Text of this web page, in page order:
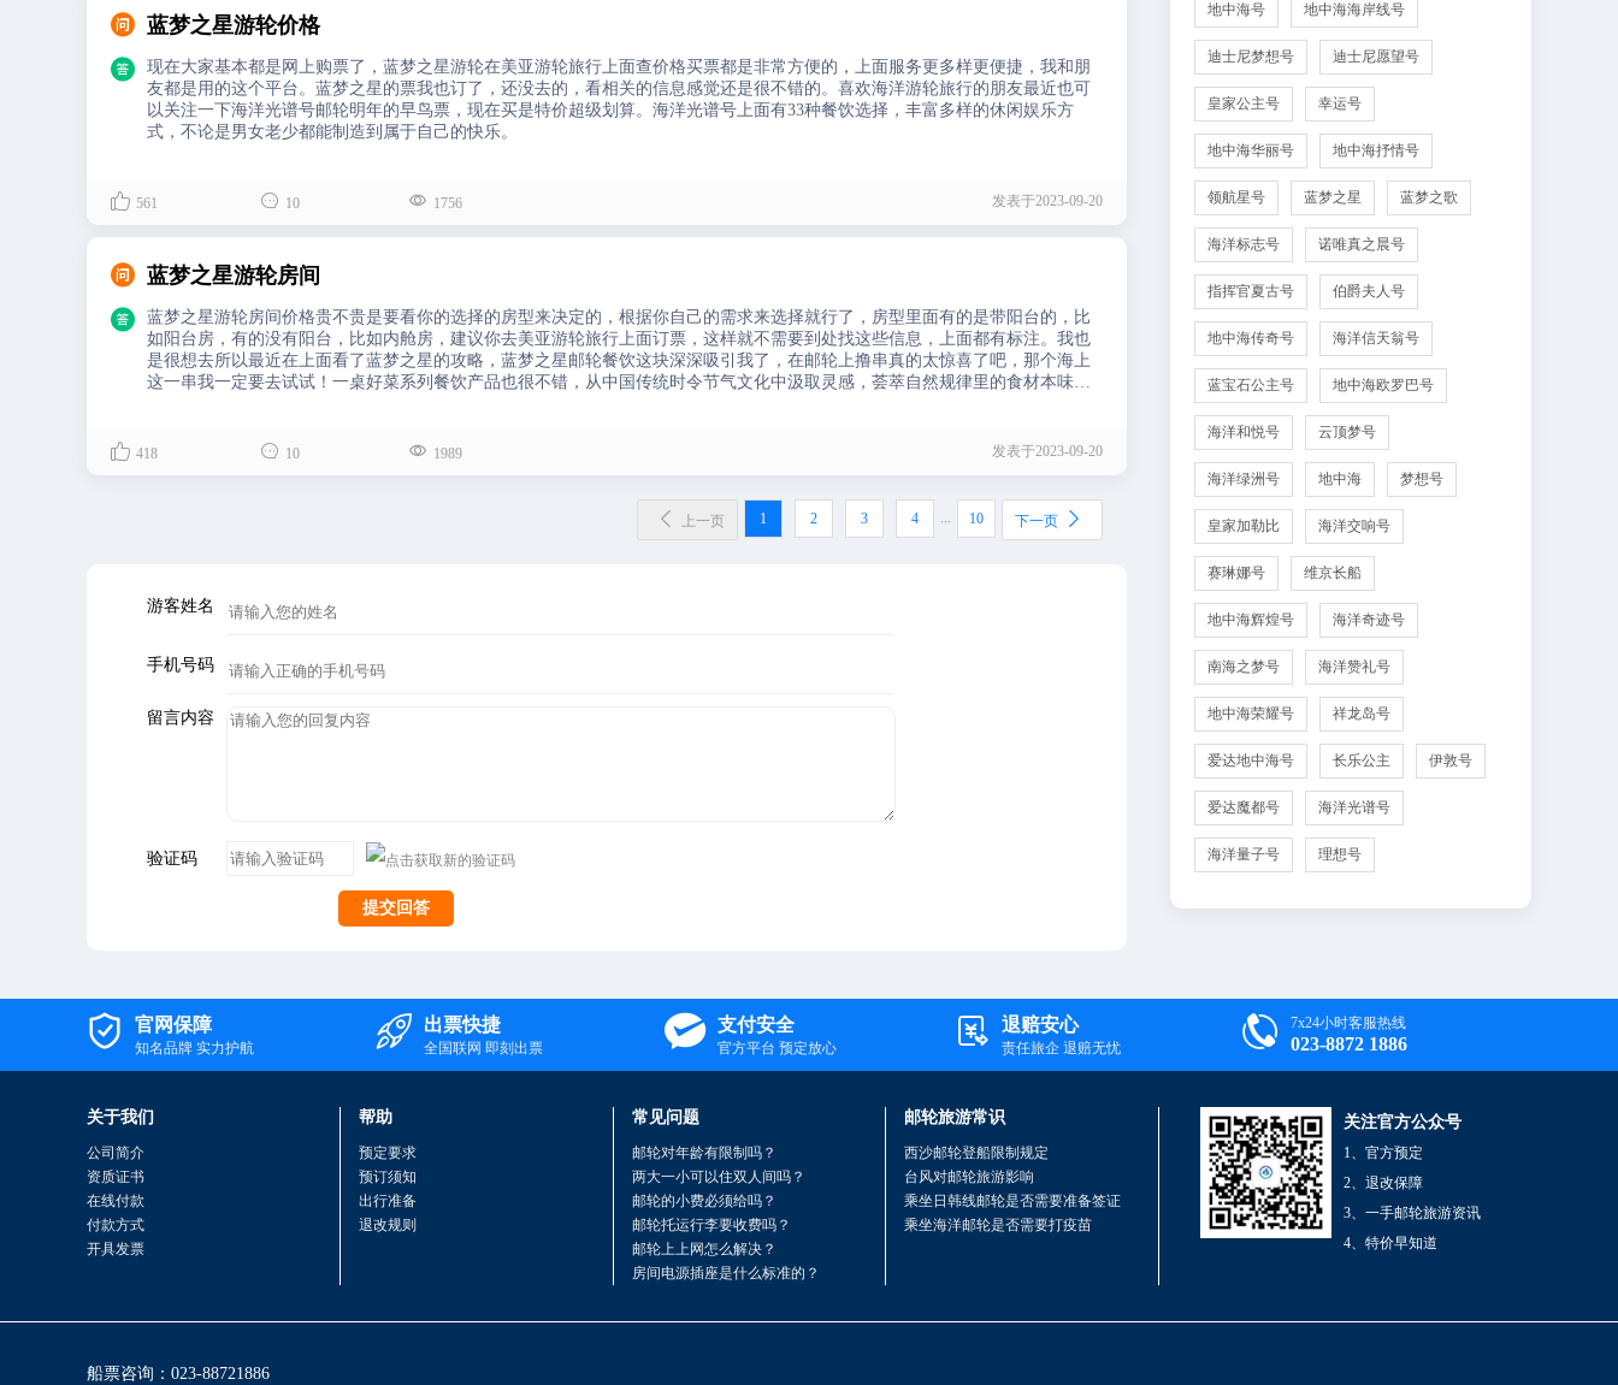
 蓝梦之星游轮价格

现在大家基本都是网上购票了，蓝梦之星游轮在美亚游轮旅行上面查价格买票都是非常方便的，上面服务更多样更便捷，我和朋
友都是用的这个平台。蓝梦之星的票我也订了，还没去的，看相关的信息感觉还是很不错的。喜欢海洋游轮旅行的朋友最近也可
以关注一下海洋光谱号邮轮明年的早鸟票，现在买是特价超级划算。海洋光谱号上面有33种餐饮选择，丰富多样的休闲娱乐方
式，不论是男女老少都能制造到属于自己的快乐。
 561  10  1756 发表于2023-09-20
 蓝梦之星游轮房间

蓝梦之星游轮房间价格贵不贵是要看你的选择的房型来决定的，根据你自己的需求来选择就行了，房型里面有的是带阳台的，比
如阳台房，有的没有阳台，比如内舱房，建议你去美亚游轮旅行上面订票，这样就不需要到处找这些信息，上面都有标注。我也
是很想去所以最近在上面看了蓝梦之星的攻略，蓝梦之星邮轮餐饮这块深深吸引我了，在邮轮上撸串真的太惊喜了吧，那个海上
这一串我一定要去试试！一桌好菜系列餐饮产品也很不错，从中国传统时令节气文化中汲取灵感，荟萃自然规律里的食材本味，
 418  10  1989 发表于2023-09-20
 上一页 1 2 3 4 ... 10 下一页 
游客姓名
手机号码
留言内容
验证码
提交回答
地中海号 地中海海岸线号
迪士尼梦想号 迪士尼愿望号
皇家公主号 幸运号
地中海华丽号 地中海抒情号
领航星号 蓝梦之星 蓝梦之歌
海洋标志号 诺唯真之晨号
指挥官夏古号 伯爵夫人号
地中海传奇号 海洋信天翁号
蓝宝石公主号 地中海欧罗巴号
海洋和悦号 云顶梦号
海洋绿洲号 地中海 梦想号
皇家加勒比 海洋交响号
赛琳娜号 维京长船
地中海辉煌号 海洋奇迹号
南海之梦号 海洋赞礼号
地中海荣耀号 祥龙岛号
爱达地中海号 长乐公主 伊敦号
爱达魔都号 海洋光谱号
海洋量子号 理想号
 官网保障
知名品牌 实力护航  出票快捷
全国联网 即刻出票  支付安全
官方平台 预定放心  退赔安心
责任旅企 退赔无忧  7x24小时客服热线
023-8872 1886
关于我们
公司简介
资质证书
在线付款
付款方式
开具发票
帮助
预定要求
预订须知
出行准备
退改规则
常见问题
邮轮对年龄有限制吗？
两大一小可以住双人间吗？
邮轮的小费必须给吗？
邮轮托运行李要收费吗？
邮轮上上网怎么解决？
房间电源插座是什么标准的？
邮轮旅游常识
西沙邮轮登船限制规定
台风对邮轮旅游影响
乘坐日韩线邮轮是否需要准备签证
乘坐海洋邮轮是否需要打疫苗
关注官方公众号
1、官方预定
2、退改保障
3、一手邮轮旅游资讯
4、特价早知道
船票咨询：023-88721886